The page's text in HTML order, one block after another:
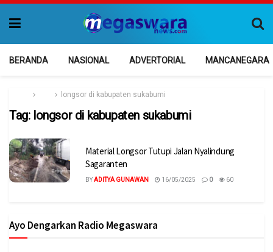
BERANDA NASIONAL ADVERTORIAL MANCANEGARA
longsor di kabupaten sukabumi
Tag: longsor di kabupaten sukabumi
Material Longsor Tutupi Jalan Nyalindung
Sagaranten
BYADITYA GUNAWAN 16/05/2025 0 60
Ayo Dengarkan Radio Megaswara